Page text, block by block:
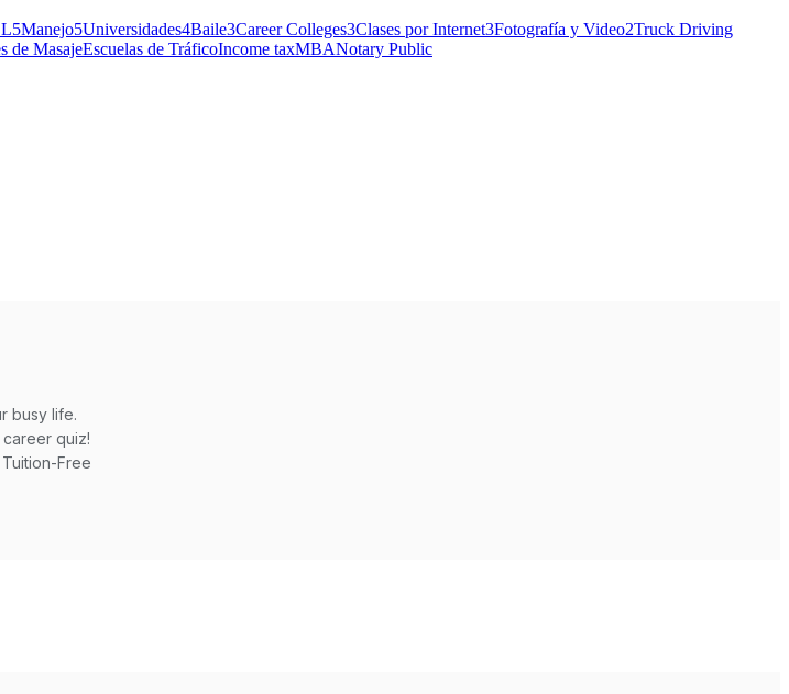
5Manejo5Universidades4Baile3Career Colleges3Clases por Internet3Fotografía y Video2Truck Driving
de MasajeEscuelas de TráficoIncome taxMBANotary Public